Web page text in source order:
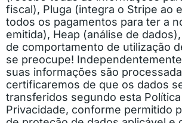
fiscal), Pluga (integra o Stripe ao
todos os pagamentos para ter a
emitida), Heap (análise de
de comportamento de utilização
se preocupe!
suas informações são
certificaremos de que os dados
transferidos segundo esta
Privacidade, conforme permitido